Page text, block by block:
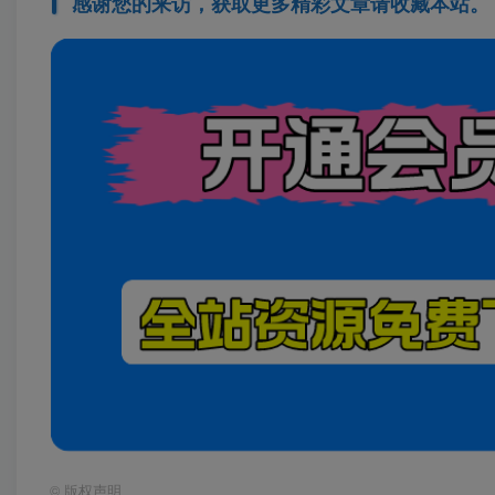
© 版权声明